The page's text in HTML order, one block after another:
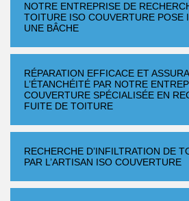
NOTRE ENTREPRISE DE
TOITURE ISO COUVERTURE POSE
UNE BÂCHE
RÉPARATION EFFICACE ET
L’ÉTANCHÉITÉ PAR NOTRE
COUVERTURE SPÉCIALISÉE EN
FUITE DE TOITURE
RECHERCHE D’INFILTRATION DE
PAR L’ARTISAN ISO COUVERTURE